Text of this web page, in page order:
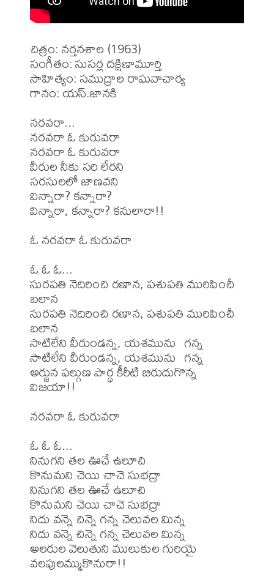
చిత్రం: నర్తనశాల (1963)
సంగీతం: సుసర్ల దక్షిణామూర్తి
సాహిత్యం: సముద్రాల రాఘవాచార్య
గానం: యస్.జానకి
నరవరా...
నరవరా ఓ కురువరా
నరవరా ఓ కురువరా
వీరుల నీకు సరి లేరని
సరసులలో జాణవని
విన్నారా? కన్నారా?
విన్నారా, కన్నారా? కనులారా!!
ఓ నరవరా ఓ కురువరా
ఓ ఓ ఓ...
సురపతి నెదిరించి రణాన, పశుపతి మురిపించీ
బలాన
సురపతి నెదిరించి రణాన, పశుపతి మురిపించీ
బలాన
సాటిలేని వీరుండన్న, యశమును  గన్న
సాటిలేని వీరుండన్న, యశమును  గన్న
అర్జున ఫల్గుణ పార్ధ కీరీటి బిరుదుగొన్న
విజయా!!
నరవరా ఓ కురువరా
ఓ ఓ ఓ...
నినుగని తల ఊచే ఉలూచి
కొనుమని చెయి చాచె సుభద్రా
నినుగని తల ఊచే ఉలూచి
కొనుమని చెయి చాచె సుభద్రా
నిదు వన్నె చిన్నె గన్న చెలువల మిన్న
నిదు వన్నె చిన్నె గన్న చెలువల మిన్న
అలరుల వెలుతుని ములుకుల గురియై
వలపులమ్ముకొనురా!!